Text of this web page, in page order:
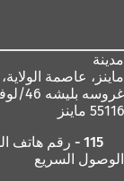
مدينة
ماينز، عاصمة الولاية،
غروسه بليشه 46/لوفنهوفشتراسه 1،
55116 ماينز
115 - رقم هاتف السلطات
الوصول السريع